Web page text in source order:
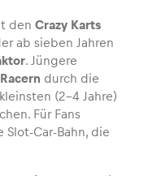
Alle anzeigen
den Crazy Karts
ab sieben Jahren
. Jüngere
durch die
(2-4 Jahre)
Für Fans
Car-Bahn, die